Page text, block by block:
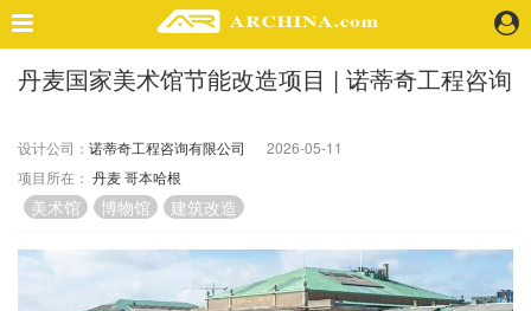
精选案例
景 观
室 内
视 频
头条资讯
丹麦国家美术馆节能改造项目 | 诺蒂奇工程咨询
设计公司： 诺蒂奇工程咨询有限公司
2026-05-11
项目所在： 丹麦哥本哈根
美术馆 博物馆 建筑改造